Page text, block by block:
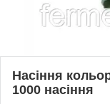
Насіння
1000 насіння